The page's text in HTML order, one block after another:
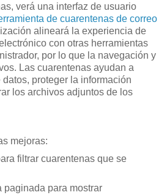
verá una interfaz de usuario
de cuarentenas de correo
alineará la experiencia de
con otras herramientas
por lo que la navegación y
Las cuarentenas ayudan a
proteger la información
los archivos adjuntos de los
mejoras:
filtrar cuarentenas que se
paginada para mostrar